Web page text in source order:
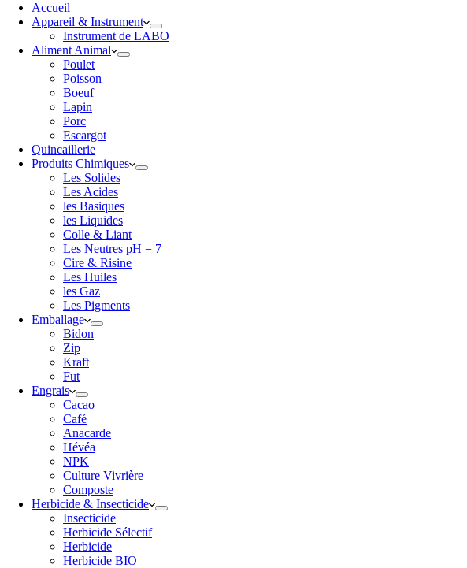
Accueil
Appareil & Instrument
Instrument de LABO
Aliment Animal
Poulet
Poisson
Boeuf
Lapin
Porc
Escargot
Quincaillerie
Produits Chimiques
Les Solides
Les Acides
les Basiques
les Liquides
Colle & Liant
Les Neutres pH = 7
Cire & Risine
Les Huiles
les Gaz
Les Pigments
Emballage
Bidon
Zip
Kraft
Fut
Engrais
Cacao
Café
Anacarde
Hévéa
NPK
Culture Vivrière
Composte
Herbicide & Insecticide
Insecticide
Herbicide Sélectif
Herbicide
Herbicide BIO